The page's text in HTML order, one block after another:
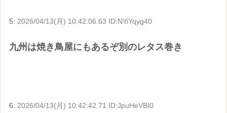
5: 2026/04/13(月) 10:42:06.63 ID:NYiYqyg40
九州は焼き鳥屋にもあるぞ別のレタス巻き
6: 2026/04/13(月) 10:42:42.71 ID:JpuHeVBI0